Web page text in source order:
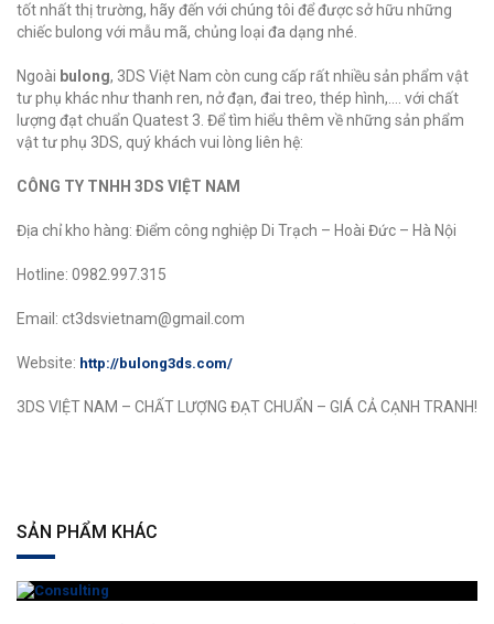
tốt nhất thị trường, hãy đến với chúng tôi để được sở hữu những
chiếc bulong với mẫu mã, chủng loại đa dạng nhé.
Ngoài bulong, 3DS Việt Nam còn cung cấp rất nhiều sản phẩm vật
tư phụ khác như thanh ren, nở đạn, đai treo, thép hình,.... với chất
lượng đạt chuẩn Quatest 3. Để tìm hiểu thêm về những sản phẩm
vật tư phụ 3DS, quý khách vui lòng liên hệ:
CÔNG TY TNHH 3DS VIỆT NAM
Địa chỉ kho hàng: Điểm công nghiệp Di Trạch – Hoài Đức – Hà Nội
Hotline: 0982.997.315
Email: ct3dsvietnam@gmail.com
Website: http://bulong3ds.com/
3DS VIỆT NAM – CHẤT LƯỢNG ĐẠT CHUẨN – GIÁ CẢ CẠNH TRANH!
SẢN PHẨM KHÁC